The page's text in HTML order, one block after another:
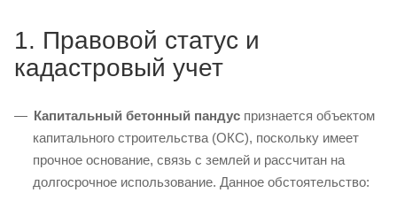
1. Правовой статус и
кадастровый учет
Капитальный бетонный пандус признается объектом
капитального строительства (ОКС), поскольку имеет
прочное основание, связь с землей и рассчитан на
долгосрочное использование. Данное обстоятельство: